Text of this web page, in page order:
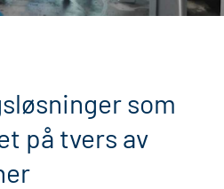
som
på tvers av